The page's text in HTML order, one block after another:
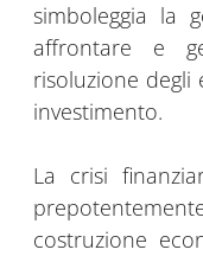
simboleggia la
affrontare e
risoluzione degli
investimento.
La crisi
costruzione